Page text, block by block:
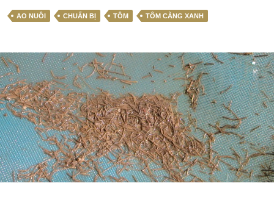
AO NUÔI CHUẨN BỊ TÔM TÔM CÀNG XANH